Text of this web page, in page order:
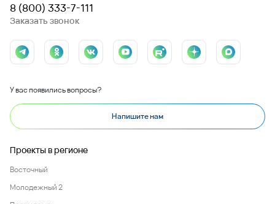
8 (800) 333-7-111
Заказать звонок
У вас появились вопросы?
Напишите нам
Проекты в регионе
Восточный
Молодежный 2